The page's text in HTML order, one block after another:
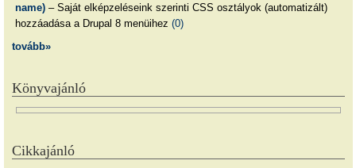
name)– Saját elképzeléseink szerinti CSS osztályok (automatizált)
hozzáadása a Drupal 8 menüihez (0)
tovább»
Könyvajánló
Cikkajánló